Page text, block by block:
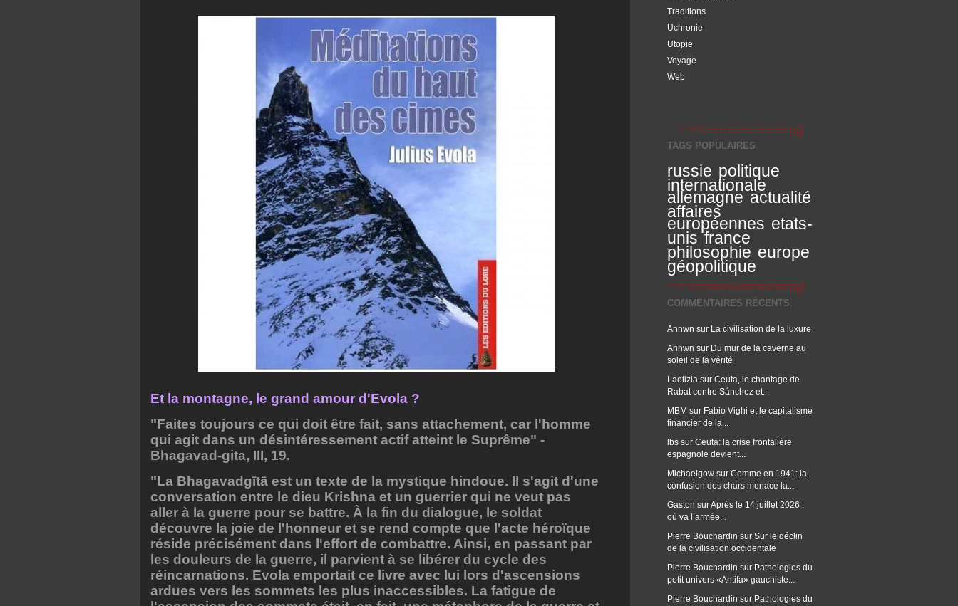
Traditions
Uchronie
Utopie
Voyage
Web
TAGS POPULAIRES
russie politique
internationale
allemagne actualité
affaires
européennes etats-
unis france
philosophie europe
géopolitique
COMMENTAIRES RÉCENTS
Annwn sur La civilisation de la luxure
Annwn sur Du mur de la caverne au
soleil de la vérité
Laetizia sur Ceuta, le chantage de
Rabat contre Sánchez et...
MBM sur Fabio Vighi et le capitalisme
financier de la...
lbs sur Ceuta: la crise frontalière
espagnole devient...
Michaelgow sur Comme en 1941: la
confusion des chars menace la...
Gaston surAprès le 14 juillet 2026 :
où va l’armée...
Pierre Bouchardin sur Sur le déclin
de la civilisation occidentale
Pierre Bouchardin sur Pathologies du
petit univers «Antifa» gauchiste...
Pierre Bouchardin sur Pathologies du
Et la montagne, le grand amour d'Evola ?
"Faites toujours ce qui doit être fait, sans attachement, car l'homme
qui agit dans un désintéressement actif atteint le Suprême" -
Bhagavad-gita, III, 19.
"La Bhagavadgītā est un texte de la mystique hindoue. Il s'agit d'une
conversation entre le dieu Krishna et un guerrier qui ne veut pas
aller à la guerre pour se battre. À la fin du dialogue, le soldat
découvre la joie de l'honneur et se rend compte que l'acte héroïque
réside précisément dans l'effort de combattre. Ainsi, en passant par
les douleurs de la guerre, il parvient à se libérer du cycle des
réincarnations. Evola emportait ce livre avec lui lors d'ascensions
ardues vers les sommets les plus inaccessibles. La fatigue de